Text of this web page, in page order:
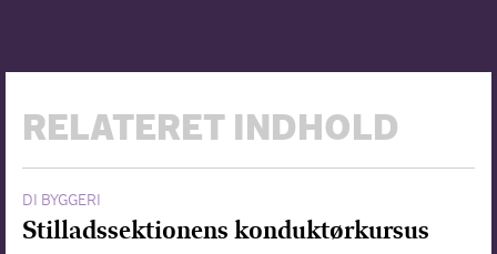
RELATERET INDHOLD
DI BYGGERI
Stilladssektionens konduktørkursus